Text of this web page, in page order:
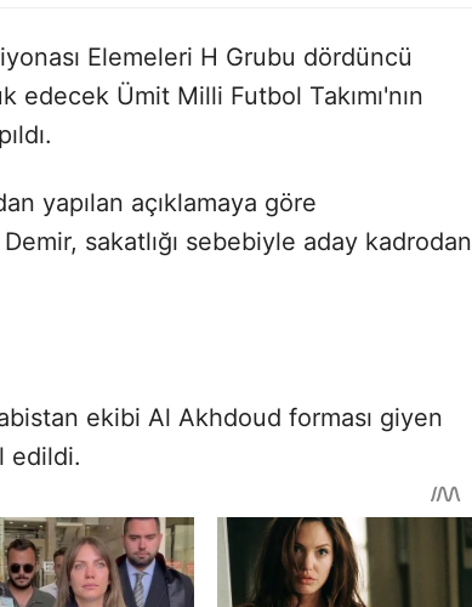
Elemeleri H Grubu dördüncü
edecek Ümit Milli Futbol Takımı'nın
yapılan açıklamaya göre
sakatlığı sebebiyle aday kadrodan
ekibi Al Akhdoud forması giyen
edildi.